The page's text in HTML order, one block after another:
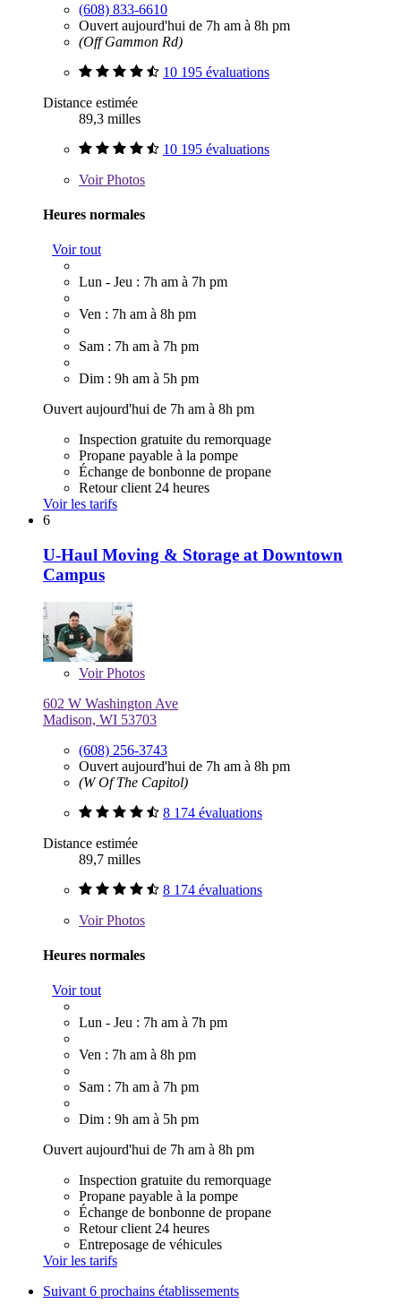
(608) 833-6610
Ouvert aujourd'hui de 7h am à 8h pm
(Off Gammon Rd)
10 195 évaluations
Distance estimée
89,3 milles
10 195 évaluations
VoirPhotos
Heures normales
Voir tout
Lun - Jeu : 7h am à 7h pm
Ven : 7h am à 8h pm
Sam : 7h am à 7h pm
Dim : 9h am à 5h pm
Ouvert aujourd'hui de 7h am à 8h pm
Inspection gratuite du remorquage
Propane payable à la pompe
Échange de bonbonne de propane
Retour client 24 heures
Voir les tarifs
6
U-Haul Moving & Storage at Downtown
Campus
VoirPhotos
602 W Washington Ave
Madison, WI 53703
(608) 256-3743
Ouvert aujourd'hui de 7h am à 8h pm
(W Of The Capitol)
8 174 évaluations
Distance estimée
89,7 milles
8 174 évaluations
VoirPhotos
Heures normales
Voir tout
Lun - Jeu : 7h am à 7h pm
Ven : 7h am à 8h pm
Sam : 7h am à 7h pm
Dim : 9h am à 5h pm
Ouvert aujourd'hui de 7h am à 8h pm
Inspection gratuite du remorquage
Propane payable à la pompe
Échange de bonbonne de propane
Retour client 24 heures
Entreposage de véhicules
Voir les tarifs
Suivant6 prochains établissements